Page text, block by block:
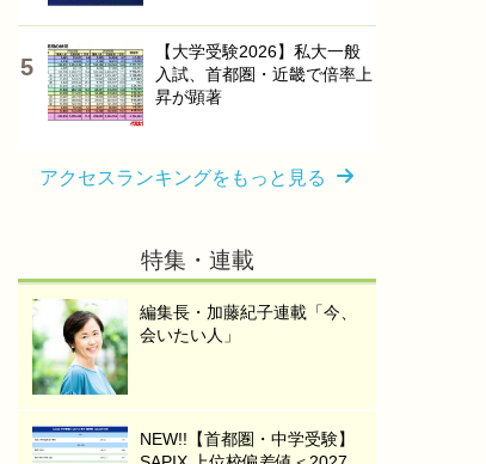
【大学受験2026】私大一般
入試、首都圏・近畿で倍率上
昇が顕著
アクセスランキングをもっと見る
特集・連載
編集長・加藤紀子連載「今、
会いたい人」
NEW!!【首都圏・中学受験】